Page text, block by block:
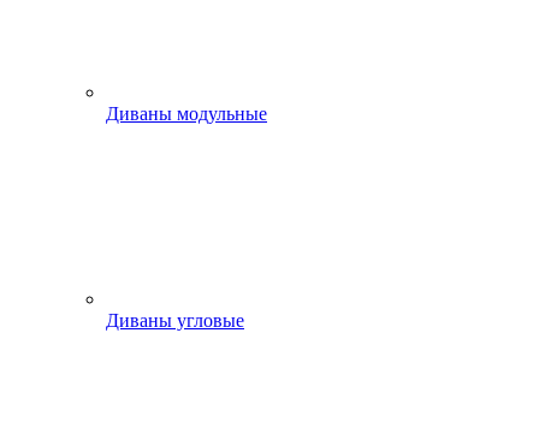
Диваны модульные
Диваны угловые